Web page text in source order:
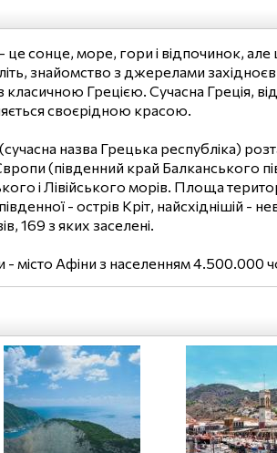
це сонце, море, гори і відпочинок, але
знайомство з джерелами
класичною Грецією. Сучасна Греція,
своєрідною красою.
назва Грецька республіка)
(південний край Балканського
і Лівійського морів. Площа
- острів Кріт, найсхіднішій -
169 з яких заселені.
- місто Афіни з населенням 4.500.000